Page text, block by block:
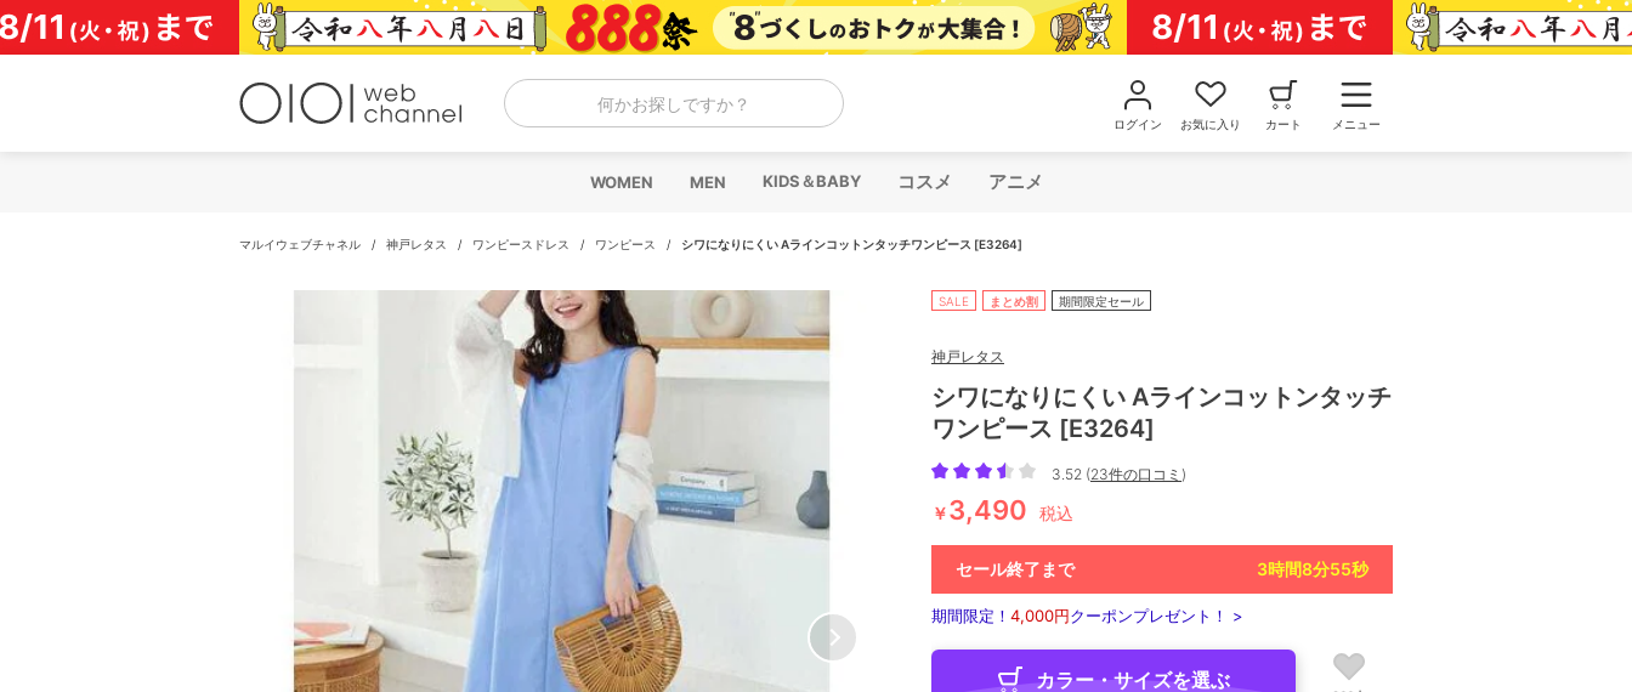
コ
ン
テ
何かお探しですか？
ログイン お気に入り カート メニュー
WOMEN MEN KIDS＆BABY コスメ アニメ
マルイウェブチャネル / 神戸レタス / ワンピースドレス / ワンピース / シワになりにくい Aラインコットンタッチワンピース [E3264]
SALE まとめ割 期間限定セール
神戸レタス
シワになりにくい Aラインコットンタッチ
ワンピース [E3264]
3.52 (23件の口コミ )
￥3,490 税込
セール終了まで 3時間8分54秒
期間限定！ 4,000円クーポンプレゼント！ >
カラー・サイズを選ぶ